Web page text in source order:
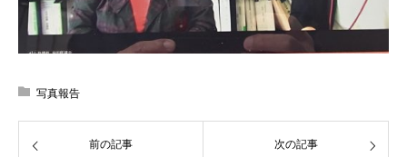
写真報告
前の記事 次の記事